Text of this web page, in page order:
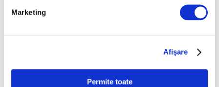
Marketing
Afişare
Permite toate